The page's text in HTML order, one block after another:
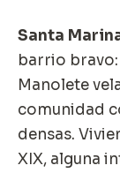
Santa
barrio
Manolete
comunidad
densas.
XIX, alguna